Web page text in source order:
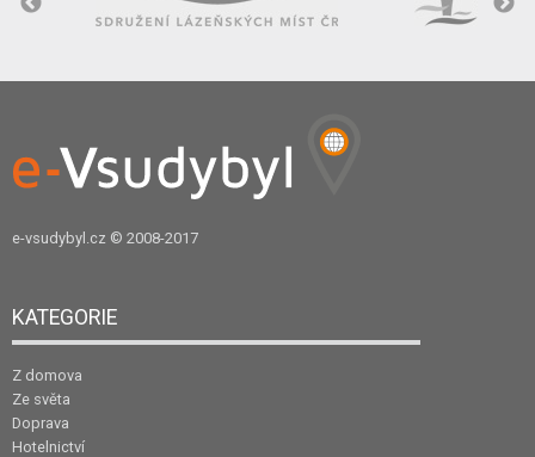
e-vsudybyl.cz © 2008-2017
KATEGORIE
Z domova
Ze světa
Doprava
Hotelnictví